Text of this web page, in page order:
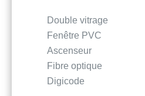
Double vitrage
Fenêtre PVC
Ascenseur
Fibre optique
Digicode